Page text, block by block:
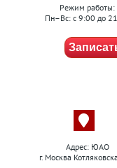
Режим работы:
Пн–Вс: с 9:00 до
Адрес: ЮАО
г. Москва